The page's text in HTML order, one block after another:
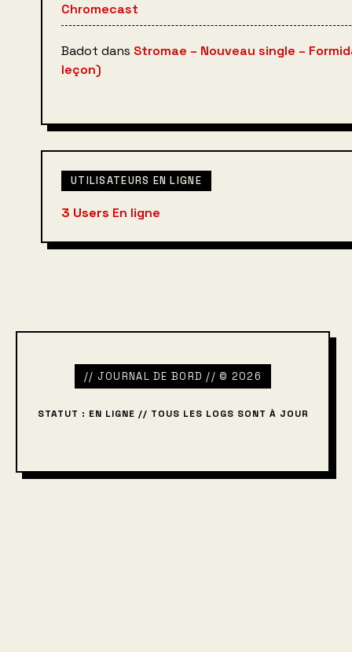
Chromecast
Badot dans Stromae – Nouveau single –
leçon)
UTILISATEURS EN LIGNE
3 Users En ligne
// JOURNAL DE BORD // © 2026
STATUT : EN LIGNE // TOUS LES LOGS SONT À JOUR